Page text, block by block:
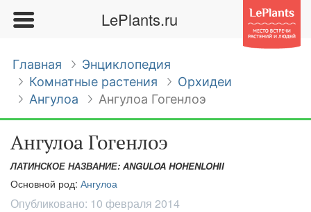
LePlants.ru
Главная
Энциклопедия
Комнатные растения
Орхидеи
Ангулоа
Ангулоа Гогенлоэ
Ангулоа Гогенлоэ
ЛАТИНСКОЕ НАЗВАНИЕ: ANGULOA HOHENLOHII
Основной род: Ангулоа
Опубликовано: 10 февраля 2014